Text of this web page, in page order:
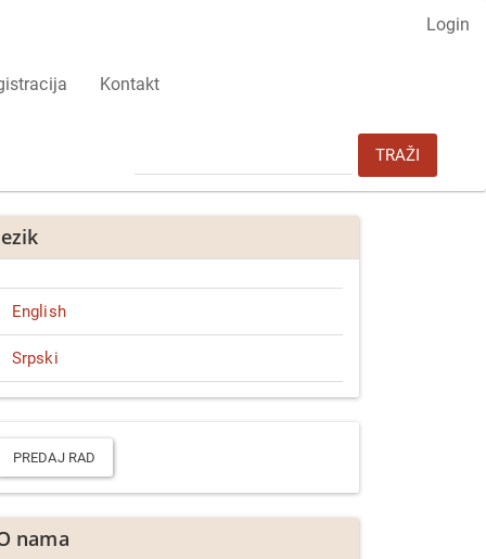
Login
Kontakt
TRAŽI
English
Srpski
PREDAJ RAD
nama